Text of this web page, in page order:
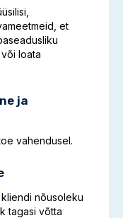
et
loata
ja
vahendusel.
nõusoleku
tagasi võtta